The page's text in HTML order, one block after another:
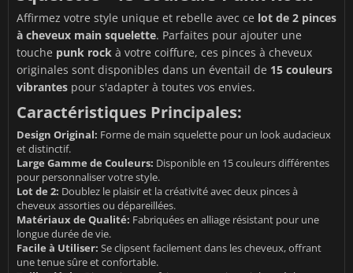
Affirmez votre style unique et rebelle avec ce lot de 2 pinces
à cheveux main squelette. Parfaites pour ajouter une
touche punk rock à votre coiffure, ces pinces à cheveux
originales sont disponibles dans un éventail de 15 couleurs
vibrantes pour s'adapter à toutes vos envies.
Caractéristiques Principales:
Design Original: Forme de main squelette pour un look audacieux
et distinctif.
Large Gamme de Couleurs: Disponible en 15 couleurs différentes
pour personnaliser votre style.
Lot de 2: Doublez le plaisir et la créativité avec deux pinces à
cheveux assorties ou dépareillées.
Matériaux de Qualité: Fabriquées en alliage résistant pour une
longue durée de vie.
Facile à Utiliser: Se clipsent facilement dans les cheveux, offrant
une tenue sûre et confortable.